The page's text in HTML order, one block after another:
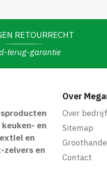
RETOURRECHT
terug-garantie
en
en
zelvers en
Over
Over bedrijf
Sitemap
Contact